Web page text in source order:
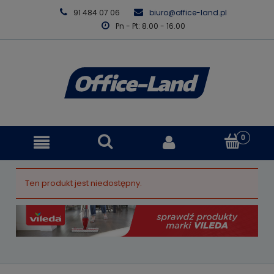
91 484 07 06
biuro@office-land.pl
Pn - Pt: 8.00 - 16.00
Ten produkt jest niedostępny.